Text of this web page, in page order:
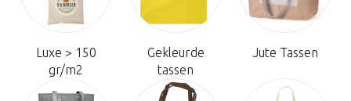
Luxe > 150
gr/m2
Gekleurde
tassen
Jute Tassen